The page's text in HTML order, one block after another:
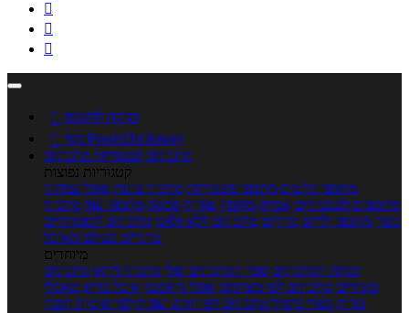



 כניסה לחשבון

מנוי FoodsDictionary
מתכונים קטגוריות מתכונים
קטגוריות נפוצות
מתכוני סלטים מתכוני פשטידות מתכוני עוגות אוכל צמחוני
מתכונים לטבעוניים אפייה מוקפץ עוגיות פסטה מתכוני עוף מתכוני
בשר מתכוני ילדים מרקים מתכונים ללא גלוטן מתכונים לסוכרתיים
טרנדים בעולם האוכל
מיוחדים
מנתח המתכונים ספר המתכונים שלי מתכוני וידאו מתכונים
עשירים מתכונים לפי מצרכים אוכל דיאטטי אוכל בריא מאכלי
עדות ספרי בישול מתכונים לפי חגים ועונות לפי שיטות הכנה